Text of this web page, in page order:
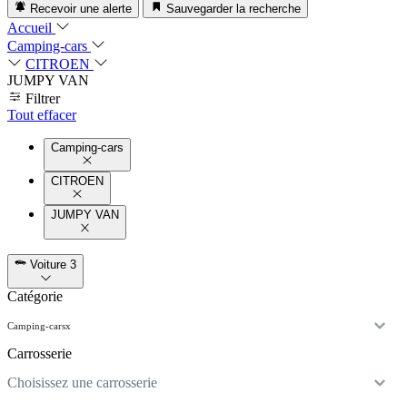
Recevoir une alerte Sauvegarder la recherche
Accueil
Camping-cars
CITROEN
JUMPY VAN
Filtrer
Tout effacer
Camping-cars
CITROEN
JUMPY VAN
Voiture 3
Catégorie
Camping-carsx
Carrosserie
Choisissez une carrosserie